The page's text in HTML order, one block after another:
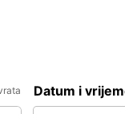
Datum i